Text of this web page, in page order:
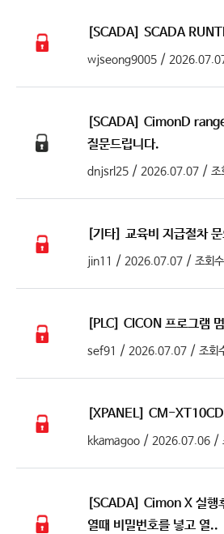
[SCADA] SCADA
wjseong9005 /
[SCADA] CimonD
질문드립니다.
dnjsrl25 / 2026.07.07 / 조
[기타] 교육비 지급절차 문
jin11 / 2026.07.07 / 조회
[PLC] CICON 프로그램
sef91 / 2026.07.07 / 조회
[XPANEL] CM-
kkamagoo / 2026.07.06 /
[SCADA] Cimon X 실행
열때 비밀번호를 넣고 열..